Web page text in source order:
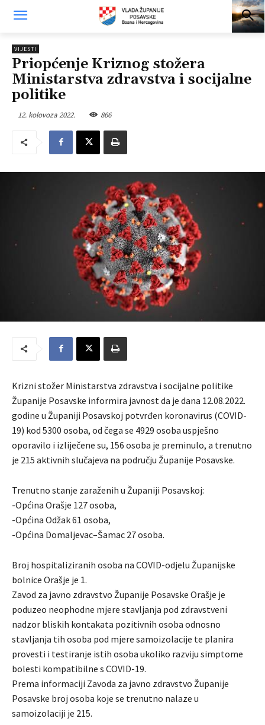
VIJESTI
Priopćenje Kriznog stožera
Ministarstva zdravstva i socijalne
politike
12. kolovoza 2022. 866
Krizni stožer Ministarstva zdravstva i socijalne politike
Županije Posavske informira javnost da je dana 12.08.2022.
godine u Županiji Posavskoj potvrđen koronavirus (COVID-
19) kod 5300 osoba, od čega se 4929 osoba uspješno
oporavilo i izliječene su, 156 osoba je preminulo, a trenutno
je 215 aktivnih slučajeva na području Županije Posavske.
Trenutno stanje zaraženih u Županiji Posavskoj:
-Općina Orašje 127 osoba,
-Općina Odžak 61 osoba,
-Općina Domaljevac–Šamac 27 osoba.
Broj hospitaliziranih osoba na COVID-odjelu Županijske
bolnice Orašje je 1.
Zavod za javno zdravstvo Županije Posavske Orašje je
poduzeo neophodne mjere stavljanja pod zdravstveni
nadzor bliskih kontakata pozitivnih osoba odnosno
stavljanja tih osoba pod mjere samoizolacije te planira
provesti i testiranje istih osoba ukoliko razviju simptome
bolesti kompatibilne s COVID-19.
Prema informaciji Zavoda za javno zdravstvo Županije
Posavske broj osoba koje se trenutno nalaze u
samoizolaciji je 215.